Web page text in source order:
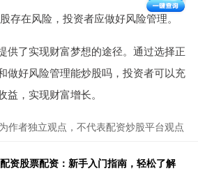
存在风险，投资者应做好风险管理。
供了实现财富梦想的途径。通过选择正
做好风险管理能炒股吗，投资者可以充
，实现财富增长。
作者独立观点，不代表配资炒股平台观点
资股票配资：新手入门指南，轻松了解